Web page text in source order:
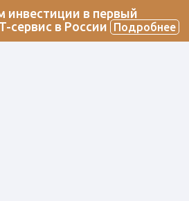
инвестиции в первый
сервис в России
Подробнее